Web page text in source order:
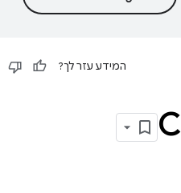
המידע עזר לך?